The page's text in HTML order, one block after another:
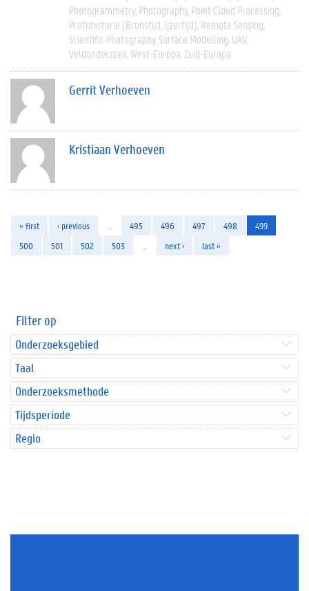
Photogrammetry Photography Point Cloud Processing
Protohistorie (bronstijd, Ijzertijd) Remote Sensing
Scientific Photography Surface Modelling UAV
Veldonderzoek West-Europa Zuid-Europa
Gerrit Verhoeven
Kristiaan Verhoeven
« first ‹ previous 495 496 497 498
499
500
501 502 503 next › last »
Filter op
Onderzoeksgebied
Taal
Onderzoeksmethode
Tijdsperiode
Regio